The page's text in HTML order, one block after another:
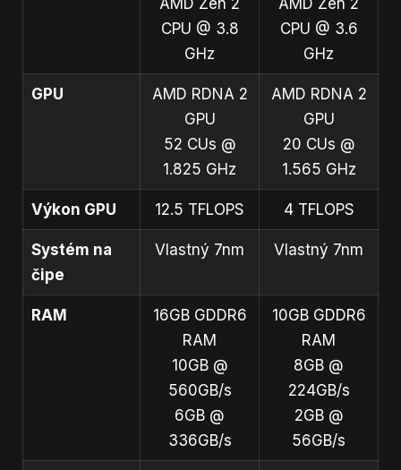
CPU @ 3.8
GHz
CPU @ 3.6
GHz
GPU
AMD RDNA 2
GPU
52 CUs @
1.825 GHz
AMD RDNA 2
GPU
20 CUs @
1.565 GHz
Výkon GPU 12.5 TFLOPS 4 TFLOPS
Systém na
čipe
Vlastný 7nm Vlastný 7nm
RAM
16GB GDDR6
RAM
10GB @
560GB/s
6GB @
336GB/s
10GB GDDR6
RAM
8GB @
224GB/s
2GB @
56GB/s